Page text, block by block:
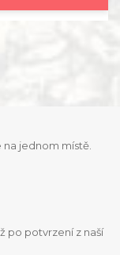
na jednom místě.
po potvrzení z naší